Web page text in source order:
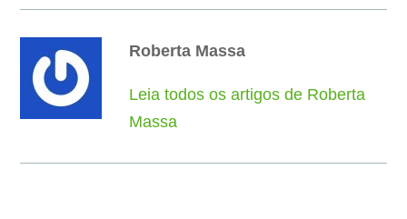
Roberta Massa
Leia todos os artigos de Roberta
Massa